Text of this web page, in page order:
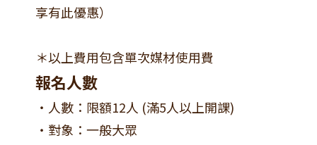
享有此優惠）
＊以上費用包含單次媒材使用費
報名人數
・人數：限額12人 (滿5人以上開課)
・對象：一般大眾